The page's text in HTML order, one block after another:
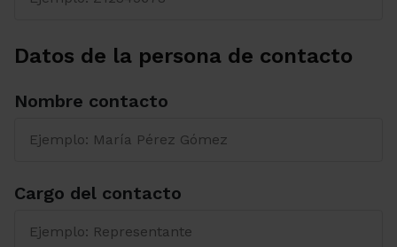
Datos de la persona de contacto
Nombre contacto
Cargo del contacto